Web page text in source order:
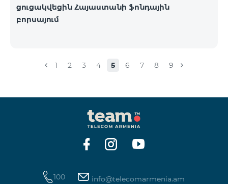
ցուցակվեցին Հայաստանի ֆոնդային
բորսայում
1 2 3 4 5 6 7 8 9
100 info@telecomarmenia.am